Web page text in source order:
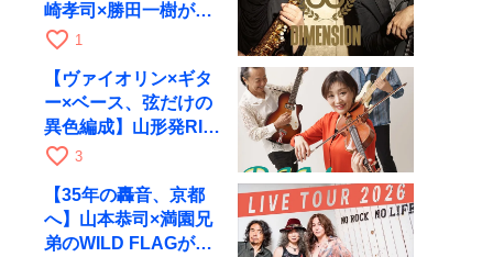
崎孝司×勝田一樹が10
月11日に京都RAGへ
favorite_border 1
【ヴァイオリン×ギタ
ー×ベース、弦だけの
異色編成】山形発RIM
が初全国ツアーで8月
favorite_border 3
【35年の轟音、京都
へ】山本恭司×満園兄
弟のWILD FLAGが8